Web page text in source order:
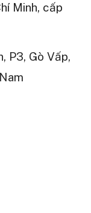
Minh, cấp
P3, Gò Vấp,